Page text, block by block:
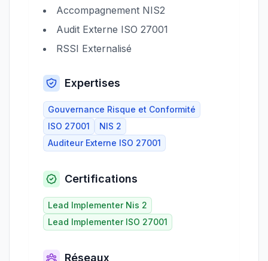
Accompagnement NIS2
Audit Externe ISO 27001
RSSI Externalisé
Expertises
Gouvernance Risque et Conformité
ISO 27001
NIS 2
Auditeur Externe ISO 27001
Certifications
Lead Implementer Nis 2
Lead Implementer ISO 27001
Réseaux